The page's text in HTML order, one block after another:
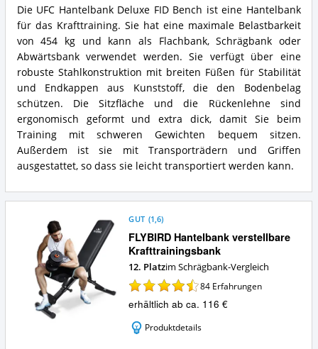
UFC
Hantelbank
Deluxe
FID
Bench
bis
454kg
belastbar
Zusammenfassung:
Was
bietet
diese
Schrägbank?
Die UFC Hantelbank Deluxe FID Bench ist eine Hantelbank
für das Krafttraining. Sie hat eine maximale Belastbarkeit
von 454 kg und kann als Flachbank, Schrägbank oder
Abwärtsbank verwendet werden. Sie verfügt über eine
robuste Stahlkonstruktion mit breiten Füßen für Stabilität
und Endkappen aus Kunststoff, die den Bodenbelag
schützen. Die Sitzfläche und die Rückenlehne sind
ergonomisch geformt und extra dick, damit Sie beim
Training mit schweren Gewichten bequem sitzen.
Außerdem ist sie mit Transporträdern und Griffen
ausgestattet, so dass sie leicht transportiert werden kann.
Bench
bis
454kg
belastbar
Vorteile:
Was
spricht
für
diese
Schrägbank?
FLYBIRD Hantelbank verstellbare
Krafttrainingsbank
GUT (1,6)
12. Platzim Schrägbank-Vergleich
84 Erfahrungen
erhältlich ab ca. 116 €
Produktdetails